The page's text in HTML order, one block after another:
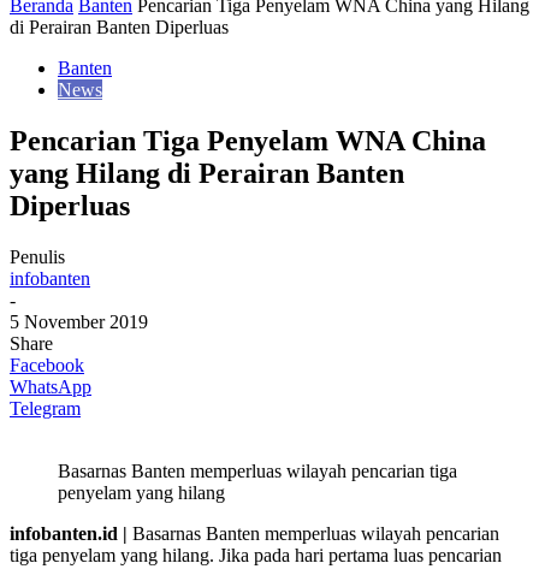
Beranda Banten Pencarian Tiga Penyelam WNA China yang Hilang
di Perairan Banten Diperluas
Banten
News
Pencarian Tiga Penyelam WNA China
yang Hilang di Perairan Banten
Diperluas
Penulis
infobanten
-
5 November 2019
Share
Facebook
WhatsApp
Telegram
Basarnas Banten memperluas wilayah pencarian tiga
penyelam yang hilang
infobanten.id | Basarnas Banten memperluas wilayah pencarian
tiga penyelam yang hilang. Jika pada hari pertama luas pencarian